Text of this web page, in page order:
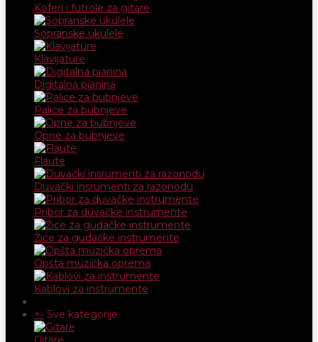
Koferi i futrole za gitare
Sopranske ukulele
Klavijature
Digitalna pianina
Palice za bubnjeve
Opne za bubnjeve
Flaute
Duvački insrumenti za razonodu
Pribor za duvačke instrumente
Žice za gudačke instrumente
Opšta muzička oprema
Kablovi za instrumente
+- Sve kategorije